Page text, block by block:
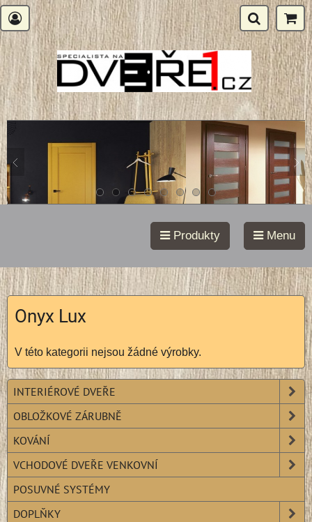
Produkty Menu
Onyx Lux
V této kategorii nejsou žádné výrobky.
INTERIÉROVÉ DVEŘE
OBLOŽKOVÉ ZÁRUBNĚ
KOVÁNÍ
VCHODOVÉ DVEŘE VENKOVNÍ
POSUVNÉ SYSTÉMY
DOPLŇKY